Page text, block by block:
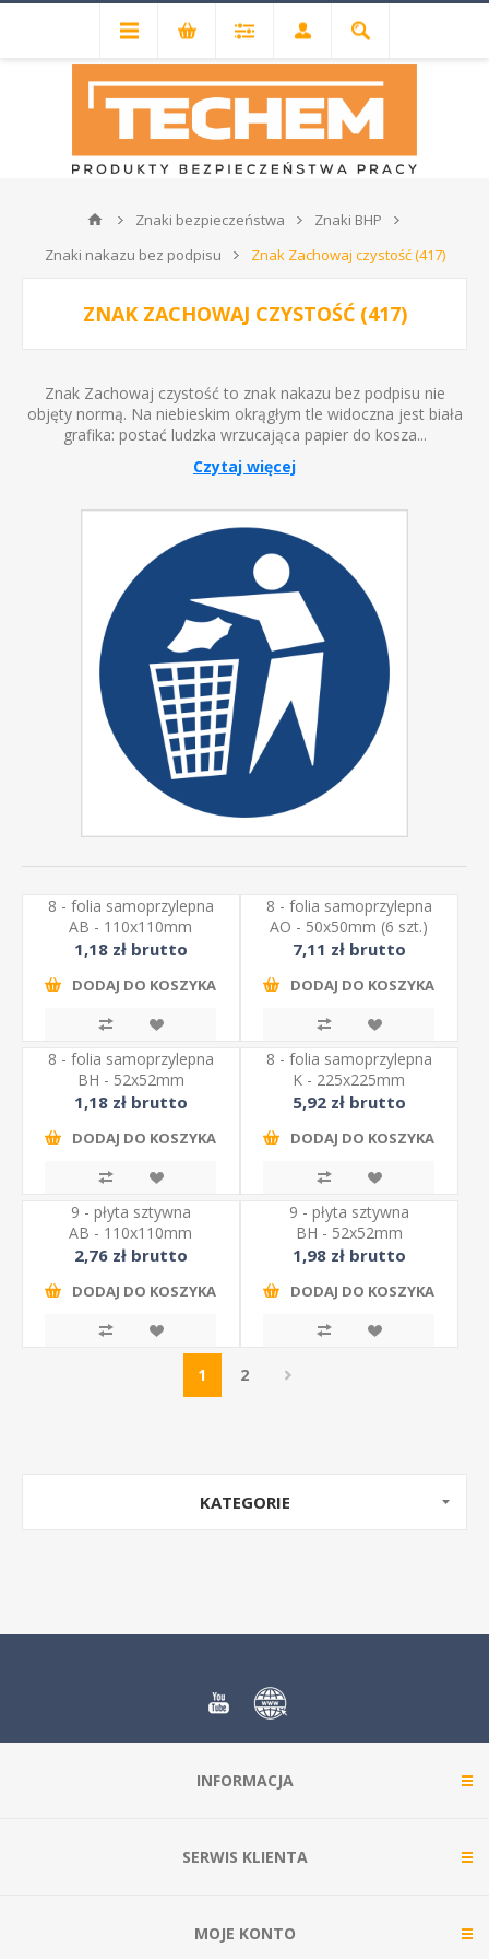
Znaki bezpieczeństwa
Znaki BHP
Znaki nakazu bez podpisu
Znak Zachowaj czystość (417)
ZNAK ZACHOWAJ CZYSTOŚĆ (417)
Znak Zachowaj czystość to znak nakazu bez podpisu nie
objęty normą. Na niebieskim okrągłym tle widoczna jest biała
grafika: postać ludzka wrzucająca papier do kosza...
Czytaj więcej
8 - folia samoprzylepna
AB - 110x110mm
1,18 zł brutto
DODAJ DO KOSZYKA
8 - folia samoprzylepna
AO - 50x50mm (6 szt.)
7,11 zł brutto
DODAJ DO KOSZYKA
8 - folia samoprzylepna
BH - 52x52mm
1,18 zł brutto
DODAJ DO KOSZYKA
8 - folia samoprzylepna
K - 225x225mm
5,92 zł brutto
DODAJ DO KOSZYKA
9 - płyta sztywna
AB - 110x110mm
2,76 zł brutto
DODAJ DO KOSZYKA
9 - płyta sztywna
BH - 52x52mm
1,98 zł brutto
DODAJ DO KOSZYKA
1 2
KATEGORIE
INFORMACJA
SERWIS KLIENTA
MOJE KONTO